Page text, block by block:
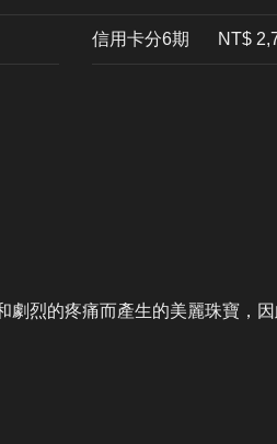
信用卡分6期 NT$
烈的疼痛而產生的美麗珠寶，